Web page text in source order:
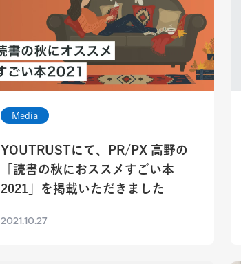
Media
YOUTRUSTにて、PR/PX 高野の
「読書の秋におススメすごい本
2021」を掲載いただきました
2021.10.27